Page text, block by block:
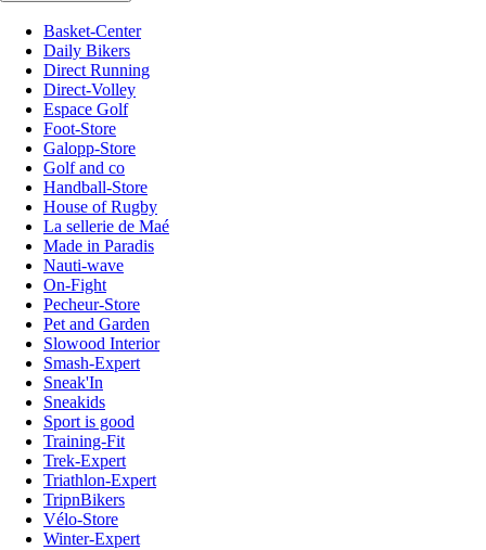
Basket-Center
Daily Bikers
Direct Running
Direct-Volley
Espace Golf
Foot-Store
Galopp-Store
Golf and co
Handball-Store
House of Rugby
La sellerie de Maé
Made in Paradis
Nauti-wave
On-Fight
Pecheur-Store
Pet and Garden
Slowood Interior
Smash-Expert
Sneak'In
Sneakids
Sport is good
Training-Fit
Trek-Expert
Triathlon-Expert
TripnBikers
Vélo-Store
Winter-Expert